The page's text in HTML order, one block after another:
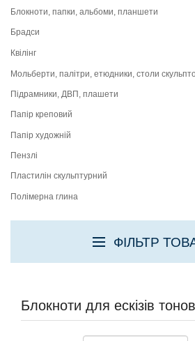
Блокноти, папки, альбоми, планшети
Брадси
Квілінг
Мольберти, палітри, етюдники, столи
Підрамники, ДВП, плашети
Папір креповий
Папір художній
Пензлі
Пластилін скульптурний
Полімерна глина
ФІЛЬТР
Блокноти для ескізів